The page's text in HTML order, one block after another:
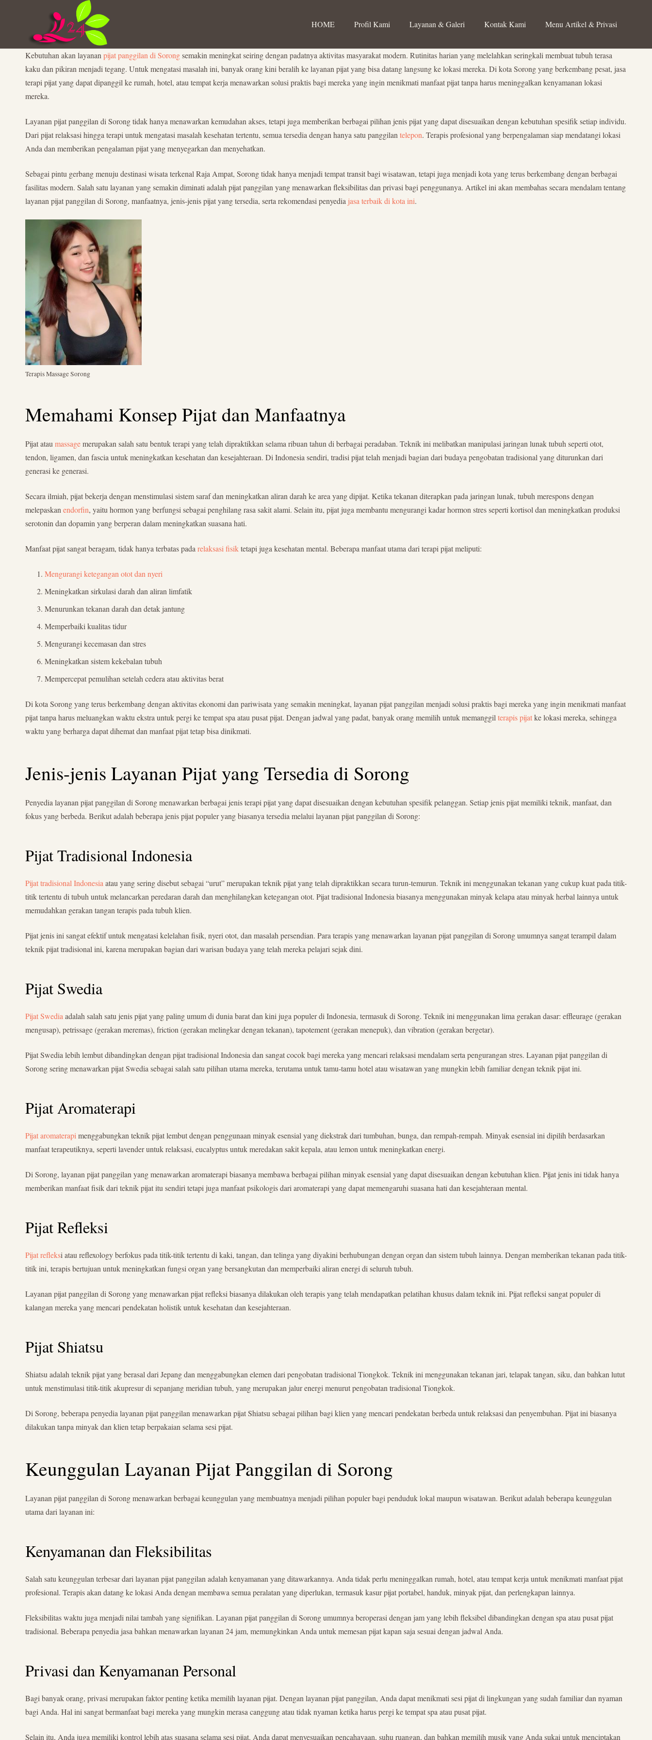
HOME Profil Kami Layanan & Galeri Kontak Kami Menu Artikel & Privasi
Kebutuhan akan layanan pijat panggilan di Sorongsemakin meningkat seiring dengan padatnya aktivitas masyarakat modern. Rutinitas harian yang melelahkan seringkali membuat tubuh terasa
kaku dan pikiran menjadi tegang. Untuk mengatasi masalah ini, banyak orang kini beralih ke layanan pijat yang bisa datang langsung ke lokasi mereka. Di kota Sorong yang berkembang pesat, jasa
terapi pijat yang dapat dipanggil ke rumah, hotel, atau tempat kerja menawarkan solusi praktis bagi mereka yang ingin menikmati manfaat pijat tanpa harus meninggalkan kenyamanan lokasi
mereka.
Layanan pijat panggilan di Sorong tidak hanya menawarkan kemudahan akses, tetapi juga memberikan berbagai pilihan jenis pijat yang dapat disesuaikan dengan kebutuhan spesifik setiap individu.
Dari pijat relaksasi hingga terapi untuk mengatasi masalah kesehatan tertentu, semua tersedia dengan hanya satu panggilan telepon. Terapis profesional yang berpengalaman siap mendatangi lokasi
Anda dan memberikan pengalaman pijat yang menyegarkan dan menyehatkan.
Sebagai pintu gerbang menuju destinasi wisata terkenal Raja Ampat, Sorong tidak hanya menjadi tempat transit bagi wisatawan, tetapi juga menjadi kota yang terus berkembang dengan berbagai
fasilitas modern. Salah satu layanan yang semakin diminati adalah pijat panggilan yang menawarkan fleksibilitas dan privasi bagi penggunanya. Artikel ini akan membahas secara mendalam tentang
layanan pijat panggilan di Sorong, manfaatnya, jenis-jenis pijat yang tersedia, serta rekomendasi penyedia jasa terbaik di kota ini.
Terapis Massage Sorong
Memahami Konsep Pijat dan Manfaatnya
Pijat atau massagemerupakan salah satu bentuk terapi yang telah dipraktikkan selama ribuan tahun di berbagai peradaban. Teknik ini melibatkan manipulasi jaringan lunak tubuh seperti otot,
tendon, ligamen, dan fascia untuk meningkatkan kesehatan dan kesejahteraan. Di Indonesia sendiri, tradisi pijat telah menjadi bagian dari budaya pengobatan tradisional yang diturunkan dari
generasi ke generasi.
Secara ilmiah, pijat bekerja dengan menstimulasi sistem saraf dan meningkatkan aliran darah ke area yang dipijat. Ketika tekanan diterapkan pada jaringan lunak, tubuh merespons dengan
melepaskan endorfin, yaitu hormon yang berfungsi sebagai penghilang rasa sakit alami. Selain itu, pijat juga membantu mengurangi kadar hormon stres seperti kortisol dan meningkatkan produksi
serotonin dan dopamin yang berperan dalam meningkatkan suasana hati.
Manfaat pijat sangat beragam, tidak hanya terbatas pada relaksasi fisiktetapi juga kesehatan mental. Beberapa manfaat utama dari terapi pijat meliputi:
Mengurangi ketegangan otot dan nyeri
Meningkatkan sirkulasi darah dan aliran limfatik
Menurunkan tekanan darah dan detak jantung
Memperbaiki kualitas tidur
Mengurangi kecemasan dan stres
Meningkatkan sistem kekebalan tubuh
Mempercepat pemulihan setelah cedera atau aktivitas berat
Di kota Sorong yang terus berkembang dengan aktivitas ekonomi dan pariwisata yang semakin meningkat, layanan pijat panggilan menjadi solusi praktis bagi mereka yang ingin menikmati manfaat
pijat tanpa harus meluangkan waktu ekstra untuk pergi ke tempat spa atau pusat pijat. Dengan jadwal yang padat, banyak orang memilih untuk memanggil terapis pijatke lokasi mereka, sehingga
waktu yang berharga dapat dihemat dan manfaat pijat tetap bisa dinikmati.
Jenis-jenis Layanan Pijat yang Tersedia di Sorong
Penyedia layanan pijat panggilan di Sorong menawarkan berbagai jenis terapi pijat yang dapat disesuaikan dengan kebutuhan spesifik pelanggan. Setiap jenis pijat memiliki teknik, manfaat, dan
fokus yang berbeda. Berikut adalah beberapa jenis pijat populer yang biasanya tersedia melalui layanan pijat panggilan di Sorong:
Pijat Tradisional Indonesia
Pijat tradisional Indonesia atau yang sering disebut sebagai “urut” merupakan teknik pijat yang telah dipraktikkan secara turun-temurun. Teknik ini menggunakan tekanan yang cukup kuat pada titik-
titik tertentu di tubuh untuk melancarkan peredaran darah dan menghilangkan ketegangan otot. Pijat tradisional Indonesia biasanya menggunakan minyak kelapa atau minyak herbal lainnya untuk
memudahkan gerakan tangan terapis pada tubuh klien.
Pijat jenis ini sangat efektif untuk mengatasi kelelahan fisik, nyeri otot, dan masalah persendian. Para terapis yang menawarkan layanan pijat panggilan di Sorong umumnya sangat terampil dalam
teknik pijat tradisional ini, karena merupakan bagian dari warisan budaya yang telah mereka pelajari sejak dini.
Pijat Swedia
Pijat Swedia adalah salah satu jenis pijat yang paling umum di dunia barat dan kini juga populer di Indonesia, termasuk di Sorong. Teknik ini menggunakan lima gerakan dasar: effleurage (gerakan
mengusap), petrissage (gerakan meremas), friction (gerakan melingkar dengan tekanan), tapotement (gerakan menepuk), dan vibration (gerakan bergetar).
Pijat Swedia lebih lembut dibandingkan dengan pijat tradisional Indonesia dan sangat cocok bagi mereka yang mencari relaksasi mendalam serta pengurangan stres. Layanan pijat panggilan di
Sorong sering menawarkan pijat Swedia sebagai salah satu pilihan utama mereka, terutama untuk tamu-tamu hotel atau wisatawan yang mungkin lebih familiar dengan teknik pijat ini.
Pijat Aromaterapi
Pijat aromaterapi menggabungkan teknik pijat lembut dengan penggunaan minyak esensial yang diekstrak dari tumbuhan, bunga, dan rempah-rempah. Minyak esensial ini dipilih berdasarkan
manfaat terapeutiknya, seperti lavender untuk relaksasi, eucalyptus untuk meredakan sakit kepala, atau lemon untuk meningkatkan energi.
Di Sorong, layanan pijat panggilan yang menawarkan aromaterapi biasanya membawa berbagai pilihan minyak esensial yang dapat disesuaikan dengan kebutuhan klien. Pijat jenis ini tidak hanya
memberikan manfaat fisik dari teknik pijat itu sendiri tetapi juga manfaat psikologis dari aromaterapi yang dapat memengaruhi suasana hati dan kesejahteraan mental.
Pijat Refleksi
Pijat refleksi atau reflexology berfokus pada titik-titik tertentu di kaki, tangan, dan telinga yang diyakini berhubungan dengan organ dan sistem tubuh lainnya. Dengan memberikan tekanan pada titik-
titik ini, terapis bertujuan untuk meningkatkan fungsi organ yang bersangkutan dan memperbaiki aliran energi di seluruh tubuh.
Layanan pijat panggilan di Sorong yang menawarkan pijat refleksi biasanya dilakukan oleh terapis yang telah mendapatkan pelatihan khusus dalam teknik ini. Pijat refleksi sangat populer di
kalangan mereka yang mencari pendekatan holistik untuk kesehatan dan kesejahteraan.
Pijat Shiatsu
Shiatsu adalah teknik pijat yang berasal dari Jepang dan menggabungkan elemen dari pengobatan tradisional Tiongkok. Teknik ini menggunakan tekanan jari, telapak tangan, siku, dan bahkan lutut
untuk menstimulasi titik-titik akupresur di sepanjang meridian tubuh, yang merupakan jalur energi menurut pengobatan tradisional Tiongkok.
Di Sorong, beberapa penyedia layanan pijat panggilan menawarkan pijat Shiatsu sebagai pilihan bagi klien yang mencari pendekatan berbeda untuk relaksasi dan penyembuhan. Pijat ini biasanya
dilakukan tanpa minyak dan klien tetap berpakaian selama sesi pijat.
Keunggulan Layanan Pijat Panggilan di Sorong
Layanan pijat panggilan di Sorong menawarkan berbagai keunggulan yang membuatnya menjadi pilihan populer bagi penduduk lokal maupun wisatawan. Berikut adalah beberapa keunggulan
utama dari layanan ini:
Kenyamanan dan Fleksibilitas
Salah satu keunggulan terbesar dari layanan pijat panggilan adalah kenyamanan yang ditawarkannya. Anda tidak perlu meninggalkan rumah, hotel, atau tempat kerja untuk menikmati manfaat pijat
profesional. Terapis akan datang ke lokasi Anda dengan membawa semua peralatan yang diperlukan, termasuk kasur pijat portabel, handuk, minyak pijat, dan perlengkapan lainnya.
Fleksibilitas waktu juga menjadi nilai tambah yang signifikan. Layanan pijat panggilan di Sorong umumnya beroperasi dengan jam yang lebih fleksibel dibandingkan dengan spa atau pusat pijat
tradisional. Beberapa penyedia jasa bahkan menawarkan layanan 24 jam, memungkinkan Anda untuk memesan pijat kapan saja sesuai dengan jadwal Anda.
Privasi dan Kenyamanan Personal
Bagi banyak orang, privasi merupakan faktor penting ketika memilih layanan pijat. Dengan layanan pijat panggilan, Anda dapat menikmati sesi pijat di lingkungan yang sudah familiar dan nyaman
bagi Anda. Hal ini sangat bermanfaat bagi mereka yang mungkin merasa canggung atau tidak nyaman ketika harus pergi ke tempat spa atau pusat pijat.
Selain itu, Anda juga memiliki kontrol lebih atas suasana selama sesi pijat. Anda dapat menyesuaikan pencahayaan, suhu ruangan, dan bahkan memilih musik yang Anda sukai untuk menciptakan